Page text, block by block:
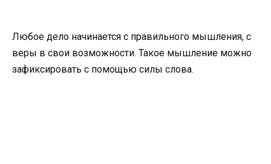
Любое дело начинается с правильного мышления, с
веры в свои возможности. Такое мышление можно
зафиксировать с помощью силы слова.